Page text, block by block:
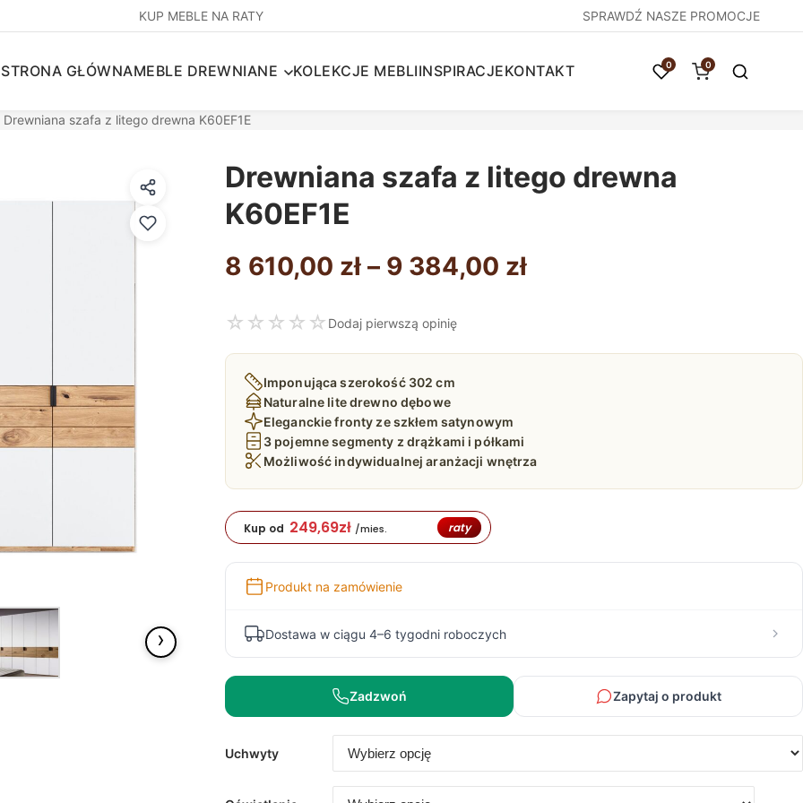
KUP MEBLE NA RATY SPRAWDŹ NASZE PROMOCJE
STRONA GŁÓWNAMEBLE DREWNIANE KOLEKCJE MEBLIINSPIRACJEKONTAKT 0 0
szafa z litego drewna K60EF1E
›
Drewniana szafa z litego drewna
K60EF1E
8 610,00 zł – 9 384,00 złZakres
do
☆ ☆ ☆ ☆ ☆ Dodaj pierwszą opinię
Imponująca szerokość 302 cm
Naturalne lite drewno dębowe
Eleganckie fronty ze szkłem satynowym
3 pojemne segmenty z drążkami i półkami
Możliwość indywidualnej aranżacji wnętrza
Kup od 249,69zł /mies. raty
Produkt na zamówienie
Dostawa w ciągu 4–6 tygodni roboczych
Zadzwoń Zapytaj o produkt
Uchwyty